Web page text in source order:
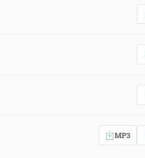
MP3